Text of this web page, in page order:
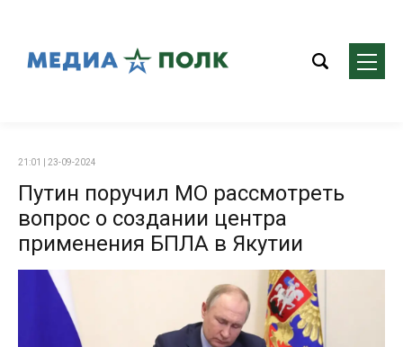
21:01 | 23-09-2024
Путин поручил МО рассмотреть
вопрос о создании центра
применения БПЛА в Якутии